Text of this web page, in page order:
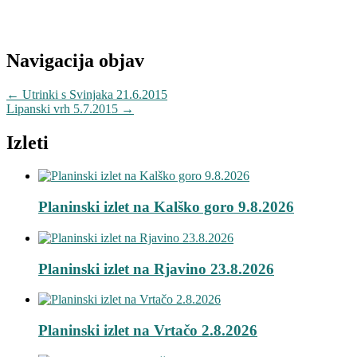
Navigacija objav
← Utrinki s Svinjaka 21.6.2015
Lipanski vrh 5.7.2015 →
Izleti
Planinski izlet na Kalško goro 9.8.2026
Planinski izlet na Rjavino 23.8.2026
Planinski izlet na Vrtačo 2.8.2026